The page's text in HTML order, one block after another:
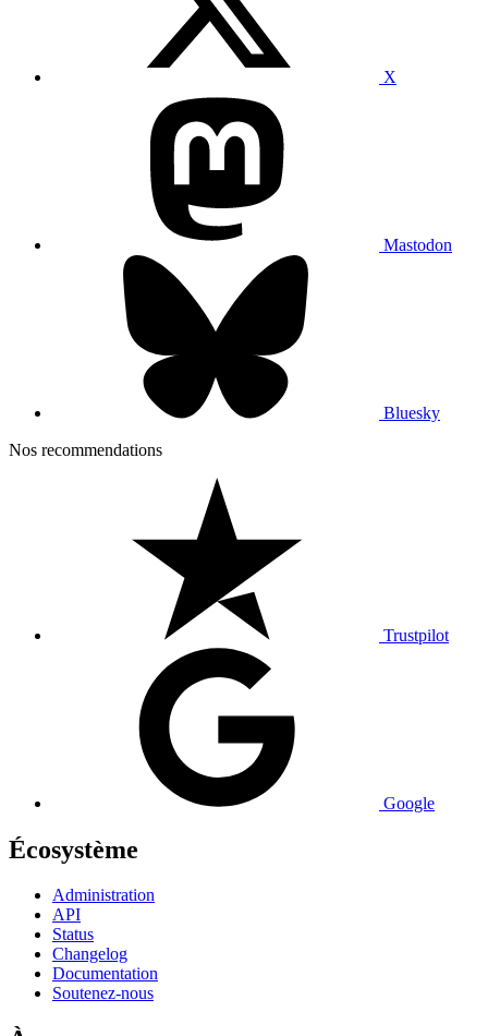
X
Mastodon
Bluesky
Nos recommendations
Trustpilot
Google
Écosystème
Administration
API
Status
Changelog
Documentation
Soutenez-nous